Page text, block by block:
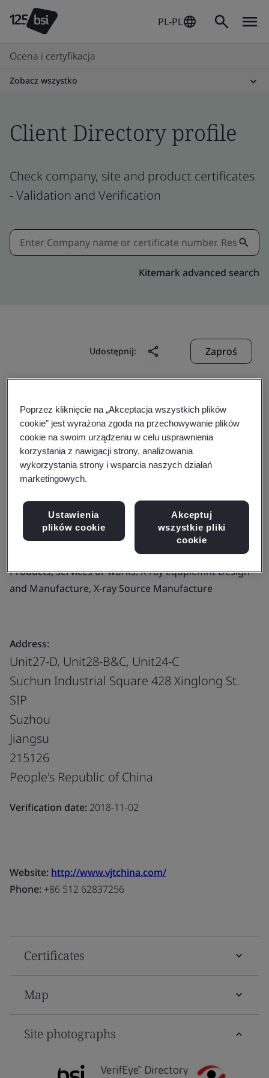
PL-PL
Ocena i certyfikacja
Zobacz wszystko
Client Directory profile
Check company, site and product certificates
- Validation and Verification
Kitemark advanced search
Udostępnij: Zaproś
VJ Technologies (Suzhou)
Co.,Ltd
Business scope:X-ray Equipment Desgn and
Manufacture, X-ray Source Manufacture
Products, services or works:X-ray Equpiemnt Design
and Manufacture, X-ray Source Manufacture
Address:
Unit27-D, Unit28-B&C, Unit24-C
Suchun Industrial Square 428 Xinglong St.
SIP
Suzhou
Jiangsu
215126
People's Republic of China
Verification date: 2018-11-02
Website: http://www.vjtchina.com/
Phone: +86 512 62837256
Certificates
Map
Site photographs
Poprzez kliknięcie na „Akceptacja wszystkich plików
cookie” jest wyrażona zgoda na przechowywanie plików
cookie na swoim urządzeniu w celu usprawnienia
korzystania z nawigacji strony, analizowania
wykorzystania strony i wsparcia naszych działań
marketingowych.
Ustawienia
plików cookie
Akceptuj
wszystkie pliki
cookie